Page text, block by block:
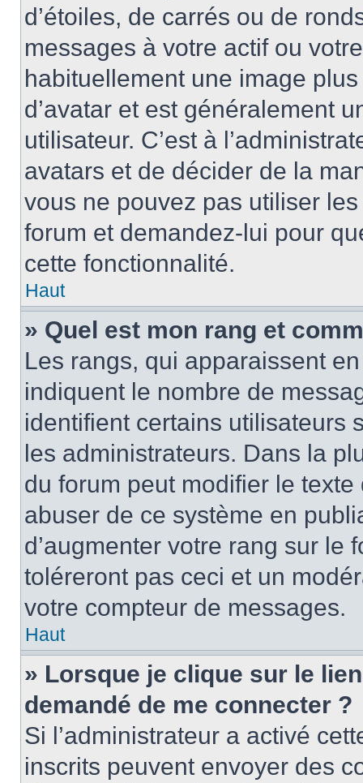
d’étoiles, de carrés ou de
messages à votre actif ou
habituellement une image
d’avatar et est généralement
utilisateur. C’est à
avatars et de décider de la
vous ne pouvez pas utiliser
forum et demandez-lui pour
cette fonctionnalité.
Haut
» Quel est mon rang et
Les rangs, qui apparaissent
indiquent le nombre de
identifient certains utilisateurs
les administrateurs. Dans la
du forum peut modifier le
abuser de ce système en
d’augmenter votre rang sur le
toléreront pas ceci et un
votre compteur de messages.
Haut
» Lorsque je clique sur le
demandé de me connecter ?
Si l’administrateur a activé
inscrits peuvent envoyer des